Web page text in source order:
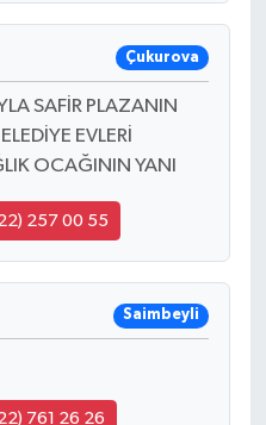
Çukurova
SAFİR PLAZANIN
EVLERİ
OCAĞININ YANI
257 00 55
Saimbeyli
761 26 26